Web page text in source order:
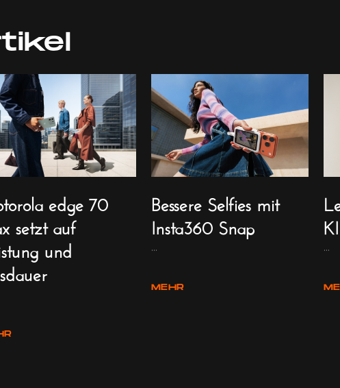
edge 70
setzt auf
und
Bessere Selfies mit
Insta360 Snap
...
MEHR
...